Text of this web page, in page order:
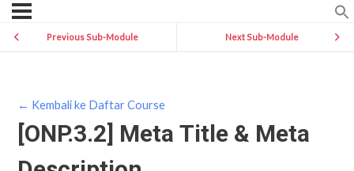
Previous Sub-Module Next Sub-Module
← Kembali ke Daftar Course
[ONP.3.2] Meta Title & Meta